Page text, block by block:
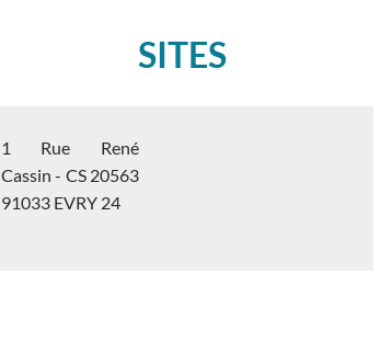
SITES
1 Rue René
Cassin - CS 20563
91033 EVRY 24